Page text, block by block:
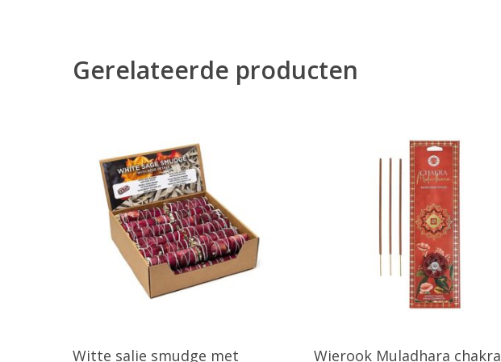
Gerelateerde producten
Toevoegen Aan Winkelwagen
Witte salie smudge met
Toevoegen Aan Winkelwagen
Wierook Muladhara chakra